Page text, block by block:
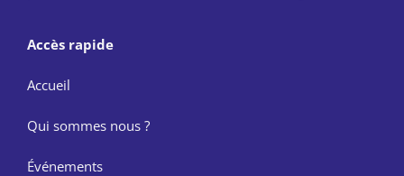
Accès rapide
Accueil
Qui sommes nous ?
Événements